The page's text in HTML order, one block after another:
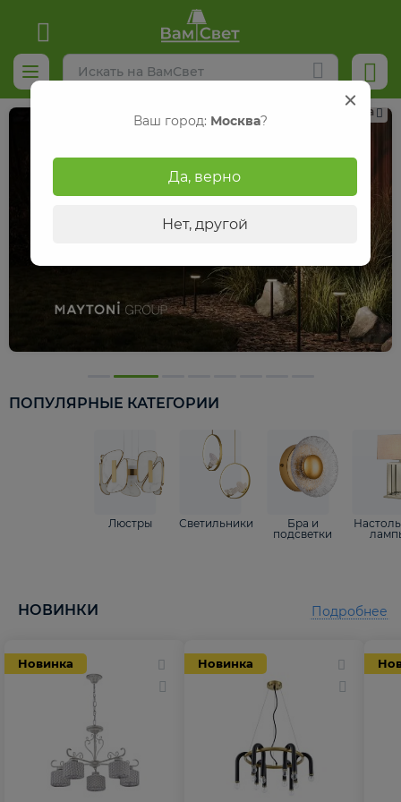
Реклама
ПОПУЛЯРНЫЕ КАТЕГОРИИ
Люстры Светильники
Бра и
подсветки
НОВИНКИ
Новинка Новинка
Подробнее
Ваш город: Москва?
Да, верно
Нет, другой